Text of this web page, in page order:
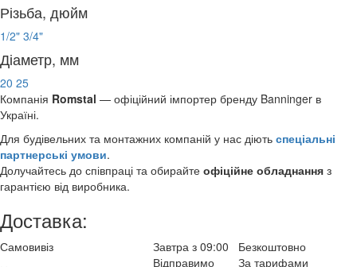
Різьба, дюйм
1/2" 3/4"
Діаметр, мм
20 25
Компанія Romstal — офіційний імпортер бренду Banninger в
Україні.
Для будівельних та монтажних компаній у нас діють спеціальні
партнерські умови.
Долучайтесь до співпраці та обирайте офіційне обладнання з
гарантією від виробника.
Доставка:
Самовивіз Завтра з 09:00
Безкоштовно
Відправимо
За тарифами